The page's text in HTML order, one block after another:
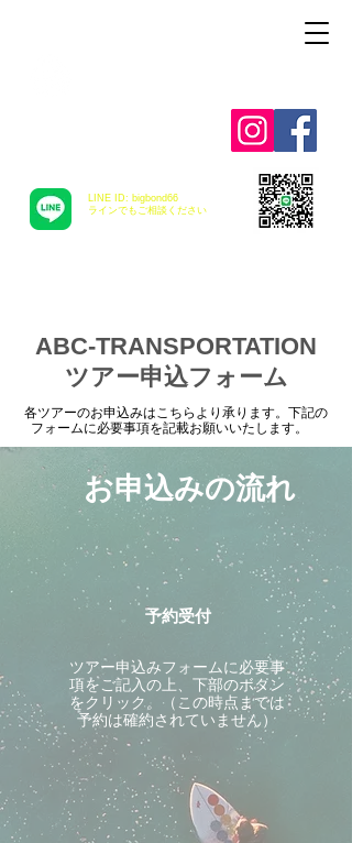
LINE ID: bigbond66
​ラインでもご相談ください
ABC-TRANSPORTATION
ツアー申込フォーム
各ツアーのお申込みはこちらより承ります。下記の
フォームに必要事項を記載お願いいたします。
お申込みの流れ
予約受付
ツアー申込みフォームに必要事
項をご記入の上、下部のボタン
をクリック。（この時点までは
予約は確約されていません）